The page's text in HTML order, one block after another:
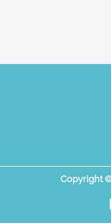
Copyright